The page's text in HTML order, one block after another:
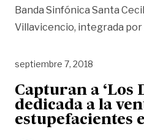
Banda Sinfónica Santa
Villavicencio, integrada por
septiembre 7, 2018
Capturan a ‘Los
dedicada a la
estupefacientes